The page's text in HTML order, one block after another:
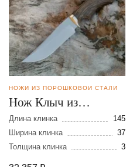
НОЖИ ИЗ ПОРОШКОВОЙ СТАЛИ
Нож Клыч из
порошковой стали
CPM REX 121
Длина клинка
145
Ширина клинка
37
Толщина клинка
3